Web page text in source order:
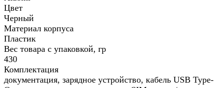
Цвет
Черный
Материал корпуса
Пластик
Вес товара с упаковкой, гр
430
Комплектация
документация, зарядное устройство, кабель USB Type-